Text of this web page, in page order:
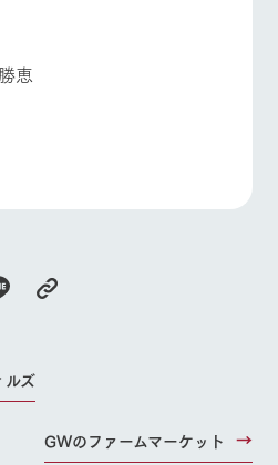
恵
ルズ
GWのファームマーケット